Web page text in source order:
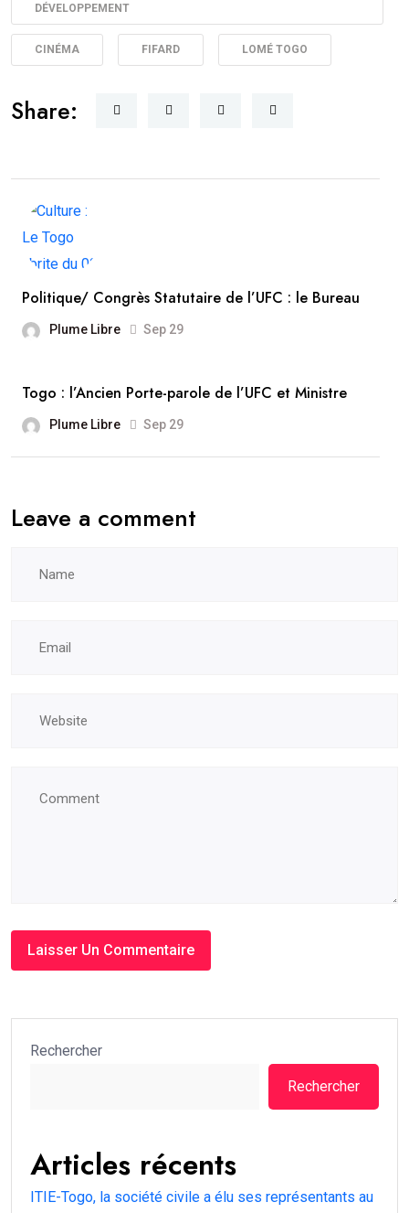
DÉVELOPPEMENT
CINÉMA FIFARD LOMÉ TOGO
Share:
Politique/ Congrès Statutaire de l’UFC : le Bureau
Plume Libre Sep 29
Togo : l’Ancien Porte-parole de l’UFC et Ministre
Plume Libre Sep 29
Leave a comment
Rechercher
Rechercher
Articles récents
ITIE-Togo, la société civile a élu ses représentants au